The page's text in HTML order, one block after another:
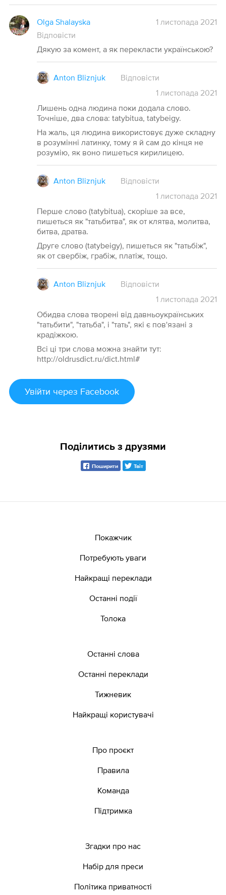
Olga Shalayska
1 листопада 2021
Відповісти
Дякую за комент, а як перекласти українською?
Anton Bliznjuk
Відповісти
1 листопада 2021
Лишень одна людина поки додала слово.
Точніше, два слова: tatybitua, tatybeigy.
На жаль, ця людина використовує дуже складну
в розумінні латинку, тому я й сам до кінця не
розумію, як воно пишеться кирилицею.
Anton Bliznjuk
Відповісти
1 листопада 2021
Перше слово (tatybitua), скоріше за все,
пишеться як "татьбитва", як от клятва, молитва,
битва, дратва.
Друге слово (tatybeigy), пишеться як "татьбіж",
як от свербіж, грабіж, платіж, тощо.
Anton Bliznjuk
Відповісти
1 листопада 2021
Обидва слова творені від давньоукраїнських
"татьбити", "татьба", і "тать", які є пов'язані з
крадіжкою.
Всі ці три слова можна знайти тут:
http://oldrusdict.ru/dict.html#
Увійти через Facebook
Поділитись з друзями
Поширити Твіт
Покажчик
Потребують уваги
Найкращі переклади
Останні події
Толока
Останні слова
Останні переклади
Тижневик
Найкращі користувачі
Про проєкт
Правила
Команда
Підтримка
Згадки про нас
Набір для преси
Політика приватності